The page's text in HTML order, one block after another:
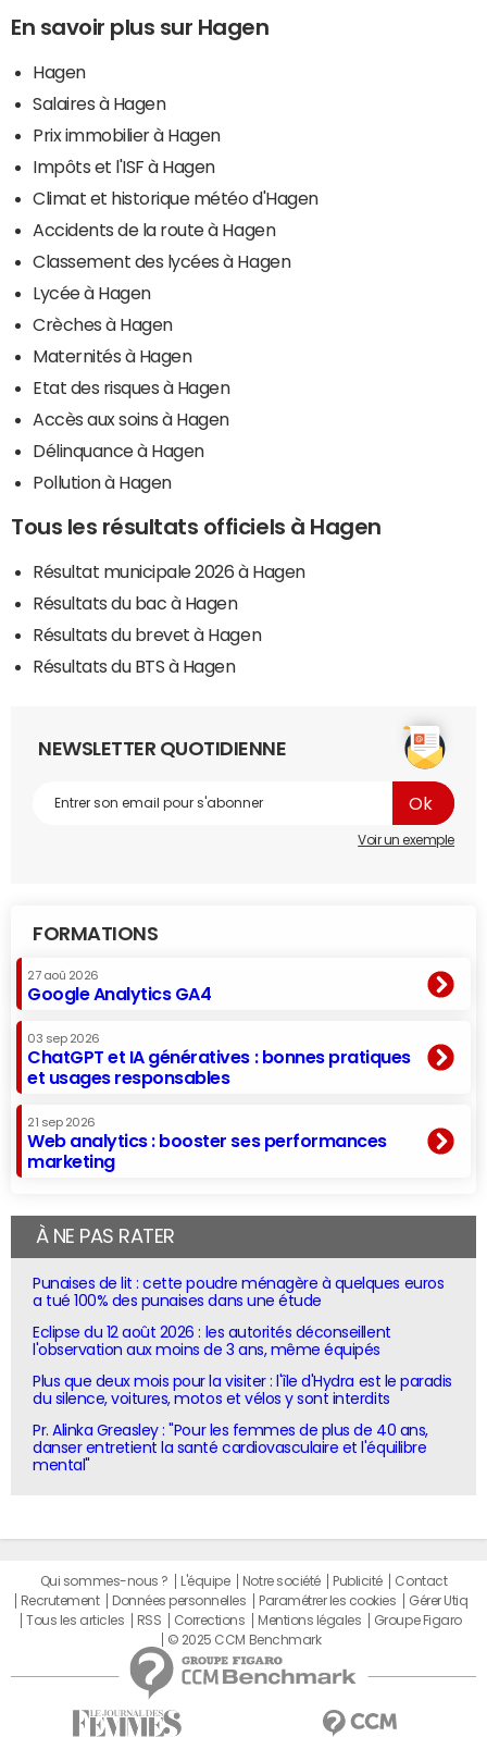
En savoir plus sur Hagen
Hagen
Salaires à Hagen
Prix immobilier à Hagen
Impôts et l'ISF à Hagen
Climat et historique météo d'Hagen
Accidents de la route à Hagen
Classement des lycées à Hagen
Lycée à Hagen
Crèches à Hagen
Maternités à Hagen
Etat des risques à Hagen
Accès aux soins à Hagen
Délinquance à Hagen
Pollution à Hagen
Tous les résultats officiels à Hagen
Résultat municipale 2026 à Hagen
Résultats du bac à Hagen
Résultats du brevet à Hagen
Résultats du BTS à Hagen
NEWSLETTER QUOTIDIENNE
Voir un exemple
FORMATIONS
27 aoû 2026
Google Analytics GA4
03 sep 2026
ChatGPT et IA génératives : bonnes pratiques
et usages responsables
21 sep 2026
Web analytics : booster ses performances
marketing
À NE PAS RATER
Punaises de lit : cette poudre ménagère à quelques euros
a tué 100% des punaises dans une étude
Eclipse du 12 août 2026 : les autorités déconseillent
l'observation aux moins de 3 ans, même équipés
Plus que deux mois pour la visiter : l'île d'Hydra est le paradis
du silence, voitures, motos et vélos y sont interdits
Pr. Alinka Greasley : "Pour les femmes de plus de 40 ans,
danser entretient la santé cardiovasculaire et l'équilibre
mental"
Qui sommes-nous ? L'équipe Notre société Publicité
Contact
Recrutement
Données personnelles Paramétrer les cookies
Gérer Utiq
Tous les articles
RSS Corrections Mentions légales
Groupe Figaro
© 2025 CCM Benchmark